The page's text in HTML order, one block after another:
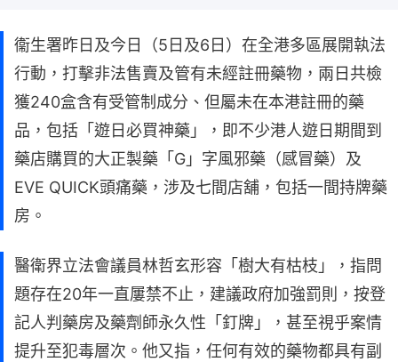
衞生署昨日及今日（5日及6日）在全港多區展開執法
行動，打擊非法售賣及管有未經註冊藥物，兩日共檢
獲240盒含有受管制成分、但屬未在本港註冊的藥
品，包括「遊日必買神藥」，即不少港人遊日期間到
藥店購買的大正製藥「G」字風邪藥（感冒藥）及
EVE QUICK頭痛藥，涉及七間店舖，包括一間持牌藥
房。
醫衛界立法會議員林哲玄形容「樹大有枯枝」，指問
題存在20年一直屢禁不止，建議政府加強罰則，按登
記人判藥房及藥劑師永久性「釘牌」，甚至視乎案情
提升至犯毒層次。他又指，任何有效的藥物都具有副